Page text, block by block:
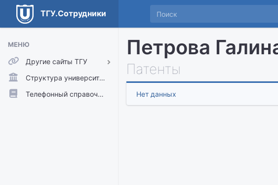
ТГУ.Сотрудники
МЕНЮ
Другие сайты ТГУ
ТГУ.Аккаунты
ТГУ.Расписание
Структура университета
Телефонный справочник
Петрова
Патенты
Нет данных